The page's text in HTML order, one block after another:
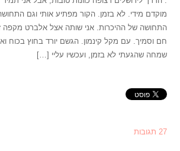
מוקדם מידי. לא בזמן. הקור מפתיע אותי וגם
התחושה של ההיכרות. אני שותה אצל אלברט מקפה
חם וסמיך. עם מקל קינמון. הגשם יורד בחוץ בכוח
שמחה שהגעתי לא בזמן, ועכשיו עליי […]
27 תגובות